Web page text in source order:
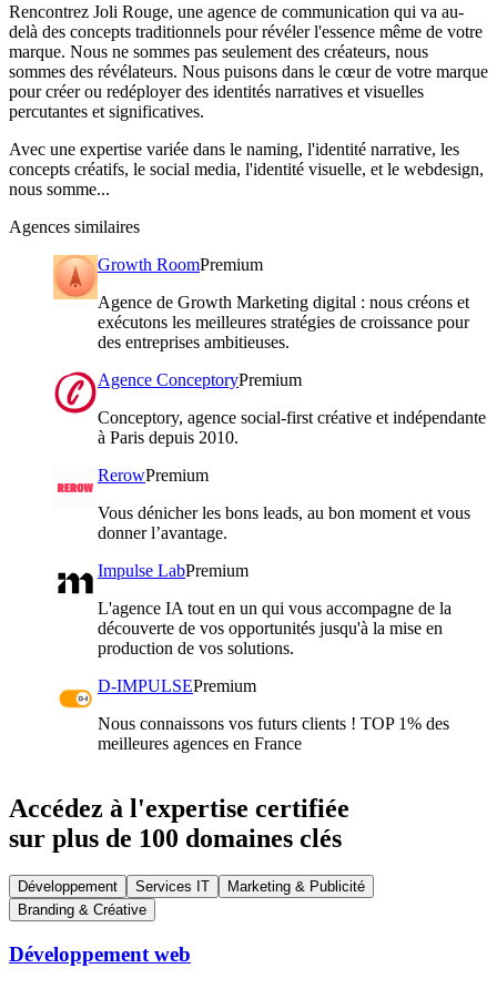
Rencontrez Joli Rouge, une agence de communication qui va au-
delà des concepts traditionnels pour révéler l'essence même de votre
marque. Nous ne sommes pas seulement des créateurs, nous
sommes des révélateurs. Nous puisons dans le cœur de votre marque
pour créer ou redéployer des identités narratives et visuelles
percutantes et significatives.
Avec une expertise variée dans le naming, l'identité narrative, les
concepts créatifs, le social media, l'identité visuelle, et le webdesign,
nous somme...
Agences similaires
Growth RoomPremium
Agence de Growth Marketing digital : nous créons et
exécutons les meilleures stratégies de croissance pour
des entreprises ambitieuses.
Agence ConceptoryPremium
Conceptory, agence social-first créative et indépendante
à Paris depuis 2010.
RerowPremium
Vous dénicher les bons leads, au bon moment et vous
donner l’avantage.
Impulse LabPremium
L'agence IA tout en un qui vous accompagne de la
découverte de vos opportunités jusqu'à la mise en
production de vos solutions.
D-IMPULSEPremium
Nous connaissons vos futurs clients ! TOP 1% des
meilleures agences en France
Accédez à l'expertise certifiée
sur plus de 100 domaines clés
Développement Services IT
Marketing & Publicité
Branding & Créative
Développement web